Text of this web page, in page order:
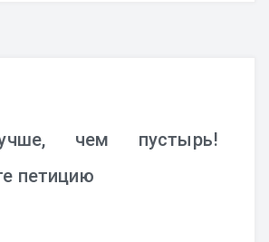
чем пустырь!
петицию